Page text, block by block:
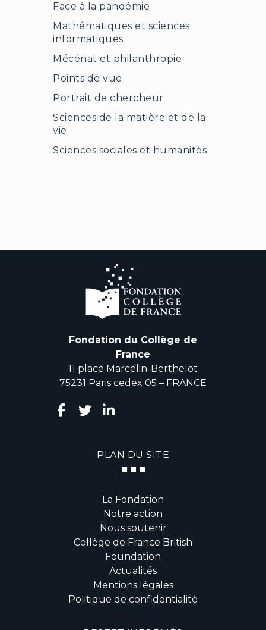
Face à la pandémie
Mathématiques et sciences
informatiques
Mécénat et philanthropie
Points de vue
Portrait de chercheur
Sciences de la matière et de la
vie
Sciences sociales et humanités
Fondation du Collège de
France
11 place Marcelin-Berthelot
75231 Paris cedex 05 – FRANCE
PLAN DU SITE
La Fondation
Notre action
Nous soutenir
Collège de France British
Foundation
Actualités
Mentions légales
Politique de confidentialité